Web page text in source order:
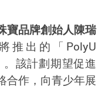
寶品牌創始人陳瑞
推出的「 PolyU
。該計劃期望促進
合作，向青少年展